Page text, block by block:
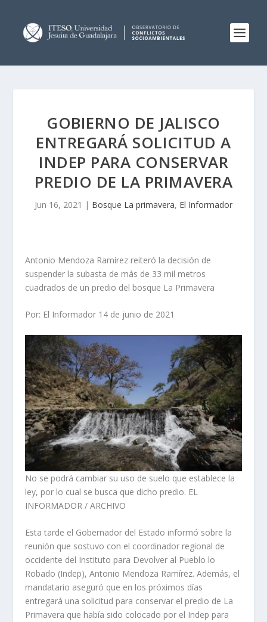
GOBIERNO DE JALISCO
ENTREGARÁ SOLICITUD A
INDEP PARA CONSERVAR
PREDIO DE LA PRIMAVERA
Jun 16, 2021 | Bosque La primavera, El Informador
Antonio Mendoza Ramírez reiteró la decisión de
suspender la subasta de más de 33 mil metros
cuadrados de un predio del bosque La Primavera
Por: El Informador 14 de junio de 2021
No se podrá cambiar su uso de suelo que establece la
ley, por lo cual se busca que dicho predio. EL
INFORMADOR / ARCHIVO
Esta tarde el Gobernador del Estado informó sobre la
reunión que sostuvo con el coordinador regional de
occidente del Instituto para Devolver al Pueblo lo
Robado (Indep), Antonio Mendoza Ramírez. Además, el
mandatario aseguró que en los próximos días
entregará una solicitud para conservar el predio de La
Primavera que había sido colocado por el Indep para